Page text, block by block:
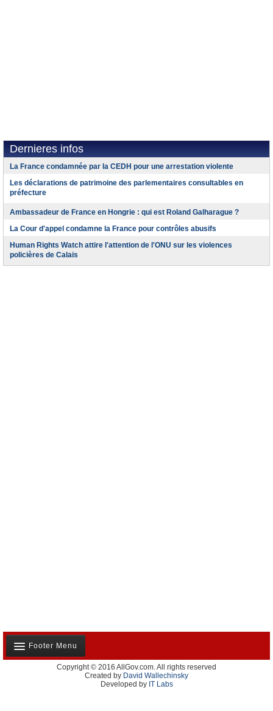
Dernieres infos
La France condamnée par la CEDH pour une arrestation violente
Les déclarations de patrimoine des parlementaires consultables en
préfecture
Ambassadeur de France en Hongrie : qui est Roland Galharague ?
La Cour d'appel condamne la France pour contrôles abusifs
Human Rights Watch attire l'attention de l'ONU sur les violences
policières de Calais
Footer Menu
Notre équipe
Contactez-nous
Copyright © 2016 AllGov.com. All rights reserved
Created by David Wallechinsky
Developed by IT Labs